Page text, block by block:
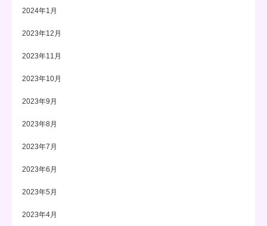
2024年1月
2023年12月
2023年11月
2023年10月
2023年9月
2023年8月
2023年7月
2023年6月
2023年5月
2023年4月